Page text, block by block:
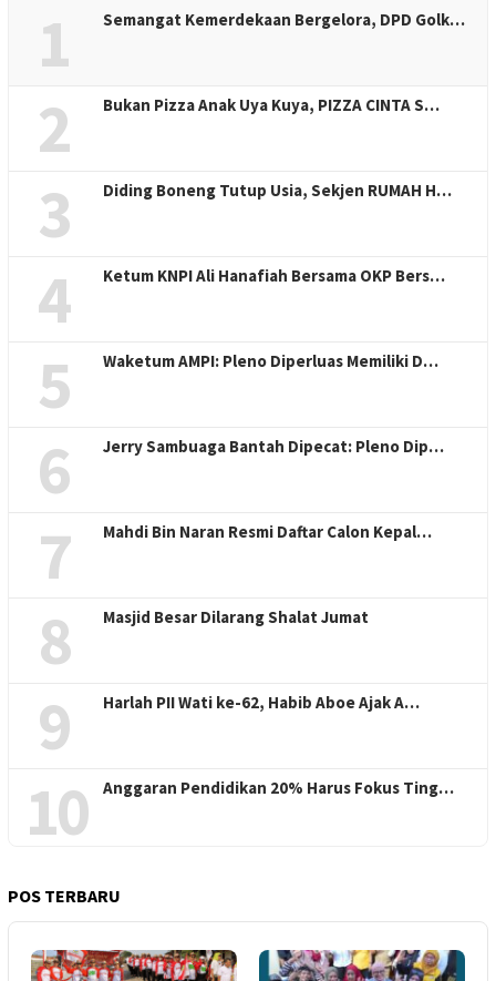
1 Semangat Kemerdekaan Bergelora, DPD Golk…
2 Bukan Pizza Anak Uya Kuya, PIZZA CINTA S…
3 Diding Boneng Tutup Usia, Sekjen RUMAH H…
4 Ketum KNPI Ali Hanafiah Bersama OKP Bers…
5 Waketum AMPI: Pleno Diperluas Memiliki D…
6 Jerry Sambuaga Bantah Dipecat: Pleno Dip…
7 Mahdi Bin Naran Resmi Daftar Calon Kepal…
8 Masjid Besar Dilarang Shalat Jumat
9 Harlah PII Wati ke-62, Habib Aboe Ajak A…
10 Anggaran Pendidikan 20% Harus Fokus Ting…
POS TERBARU